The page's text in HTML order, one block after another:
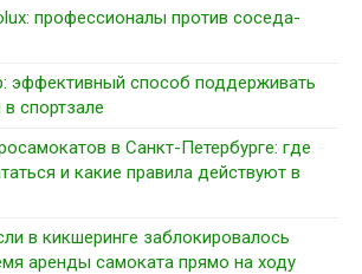
профессионалы против соседа-
эффективный способ поддерживать
спортзале
в Санкт-Петербурге: где
и какие правила действуют в
в кикшеринге заблокировалось
аренды самоката прямо на ходу